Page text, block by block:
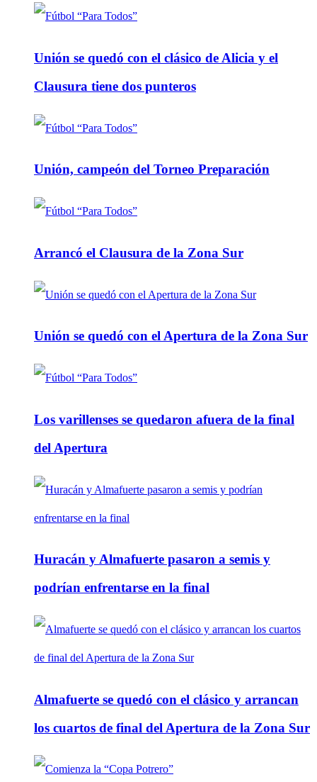
Unión se quedó con el clásico de Alicia y el
Clausura tiene dos punteros
Unión, campeón del Torneo Preparación
Arrancó el Clausura de la Zona Sur
Unión se quedó con el Apertura de la Zona Sur
Los varillenses se quedaron afuera de la final
del Apertura
Huracán y Almafuerte pasaron a semis y
podrían enfrentarse en la final
Almafuerte se quedó con el clásico y arrancan
los cuartos de final del Apertura de la Zona Sur